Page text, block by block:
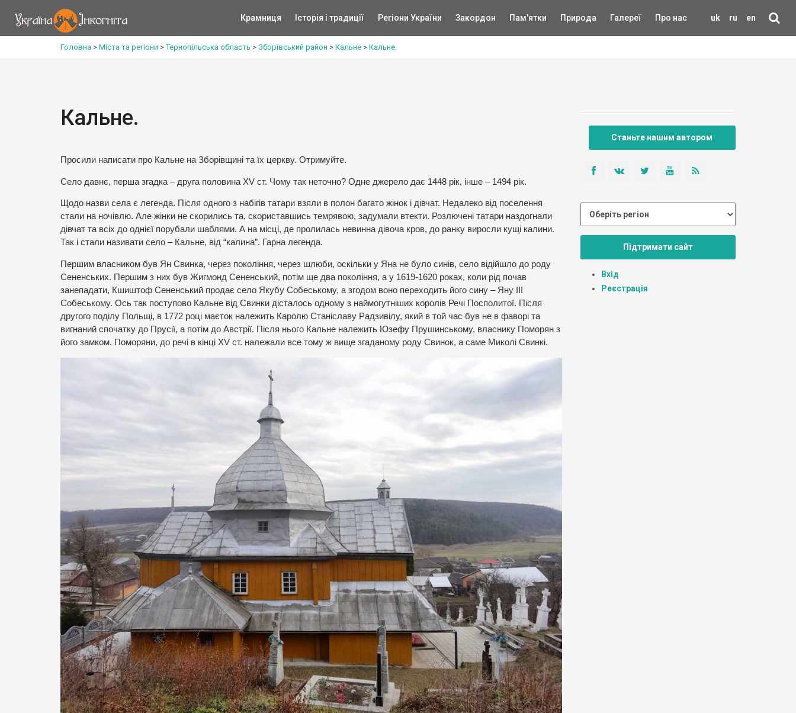
uk ru en
Крамниця Історія і традиції Регіони України Закордон Пам'ятки Природа Галереї Про нас
Головна > Міста та регіони >Тернопільська область > Зборівський район > Кальне > Кальне.
Кальне.
Просили написати про Кальне на Зборівщині та їх церкву. Отримуйте.
Село давнє, перша згадка – друга половина XV ст. Чому так неточно? Одне джерело дає 1448 рік, інше – 1494 рік.
Щодо назви села є легенда. Після одного з набігів татари взяли в полон багато жінок і дівчат. Недалеко від поселення
стали на ночівлю. Але жінки не скорились та, скориставшись темрявою, задумали втекти. Розлючені татари наздогнали
дівчат та всіх до однієї порубали шаблями. А на місці, де пролилась невинна дівоча кров, до ранку виросли кущі калини.
Так і стали називати село – Кальне, від “калина”. Гарна легенда.
Першим власником був Ян Свинка, через покоління, через шлюби, оскільки у Яна не було синів, село відійшло до роду
Сененських. Першим з них був Жигмонд Сененський, потім ще два покоління, а у 1619-1620 роках, коли рід почав
занепадати, Кшиштоф Сененський продає село Якубу Собеському, а згодом воно переходить його сину – Яну ІІІ
Собеському. Ось так поступово Кальне від Свинки дісталось одному з наймогутніших королів Речі Посполитої. Після
другого поділу Польщі, в 1772 році маєток належить Каролю Станіславу Радзивілу, який в той час був не в фаворі та
вигнаний спочатку до Прусії, а потім до Австрії. Після нього Кальне належить Юзефу Прушинському, власнику Поморян з
його замком. Поморяни, до речі в кінці XV ст. належали все тому ж вище згаданому роду Свинок, а саме Миколі Свинкі.
Станьте нашим автором
Підтримати сайт
Вхід
Реєстрація